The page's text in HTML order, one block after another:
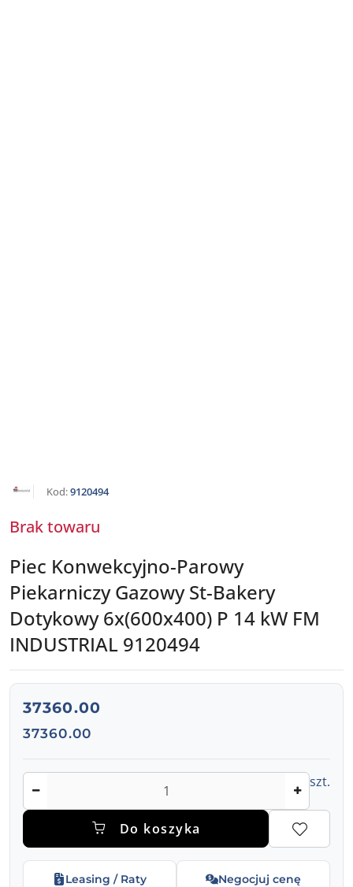
NAZWA
PRODUCENTA:
Kod:9120494
Brak towaru
Piec Konwekcyjno-Parowy
Piekarniczy Gazowy St-Bakery
Dotykowy 6x(600x400) P 14 kW FM
INDUSTRIAL 9120494
cena:
37360.00
Cena:
37360.00
Ilość szt.
Do koszyka
Leasing / Raty Negocjuj cenę